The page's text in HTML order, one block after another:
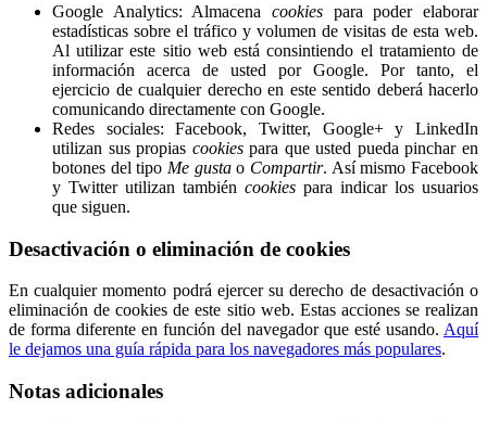
Google Analytics: Almacena cookies para poder elaborar
estadísticas sobre el tráfico y volumen de visitas de esta web.
Al utilizar este sitio web está consintiendo el tratamiento de
información acerca de usted por Google. Por tanto, el
ejercicio de cualquier derecho en este sentido deberá hacerlo
comunicando directamente con Google.
Redes sociales: Facebook, Twitter, Google+ y LinkedIn
utilizan sus propias cookiespara que usted pueda pinchar en
botones del tipo Me gustao Compartir. Así mismo Facebook
y Twitter utilizan también cookies para indicar los usuarios
que siguen.
Desactivación o eliminación de cookies
En cualquier momento podrá ejercer su derecho de desactivación o
eliminación de cookies de este sitio web. Estas acciones se realizan
de forma diferente en función del navegador que esté usando. Aquí
le dejamos una guía rápida para los navegadores más populares.
Notas adicionales